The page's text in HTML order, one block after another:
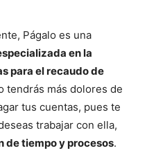
Págalo es una
en la
para el recaudo de
tendrás más dolores de
tus cuentas, pues te
trabajar con ella,
de tiempo y procesos.